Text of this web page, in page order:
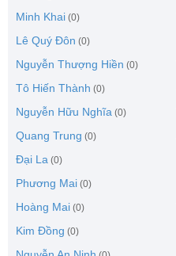
Minh Khai (0)
Lê Quý Đôn (0)
Nguyễn Thượng Hiền (0)
Tô Hiến Thành (0)
Nguyễn Hữu Nghĩa (0)
Quang Trung (0)
Đại La (0)
Phương Mai (0)
Hoàng Mai (0)
Kim Đồng (0)